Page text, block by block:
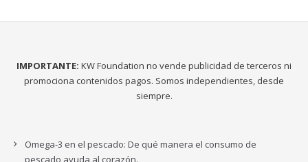
IMPORTANTE: KW Foundation no vende publicidad de terceros ni
promociona contenidos pagos. Somos independientes, desde
siempre.
Omega-3 en el pescado: De qué manera el consumo de
pescado ayuda al corazón.